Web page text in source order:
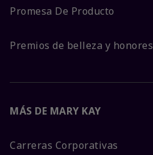
Promesa De Producto
Premios de belleza y honores
MÁS DE MARY KAY
Carreras Corporativas